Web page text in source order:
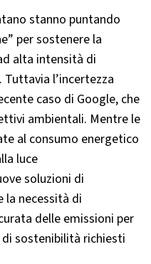
stanno puntando
per sostenere la
alta intensità di
Tuttavia l’incertezza
caso di Google, che
ambientali. Mentre le
al consumo energetico
luce
soluzioni di
la necessità di
delle emissioni per
sostenibilità richiesti